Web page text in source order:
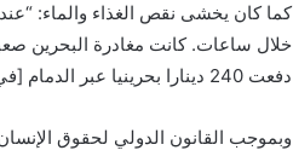
كما كان يخشى نقص الغذاء والماء:
دفعت 240 دينارا بحرينيا عبر الدمام [في السعودية]”.
وبموجب القانون الدولي لحقوق